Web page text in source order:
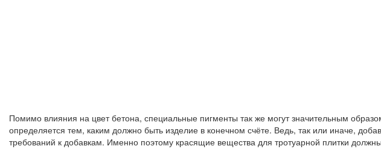
Помимо влияния на цвет бетона, специальные пигменты так же могут значительным
определяется тем, каким должно быть изделие в конечном счёте. Ведь, так или иначе,
требований к добавкам. Именно поэтому красящие вещества для тротуарной плитки